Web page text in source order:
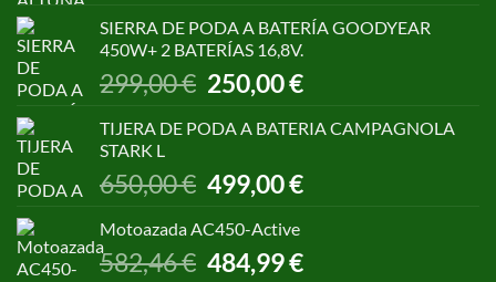
era:
1.055,00 €.
es:
SIERRA DE PODA A BATERÍA GOODYEAR
450W+ 2 BATERÍAS 16,8V.
299,00€ El
precio
original
299,00 €.
250,00€El
precio
actual
250,00 €.
TIJERA DE PODA A BATERIA CAMPAGNOLA
STARK L
650,00€
El
precio
original
650,00 €.
499,00€El
precio
499,00 €.
Motoazada AC450-Active
582,46€
El
484,99€El